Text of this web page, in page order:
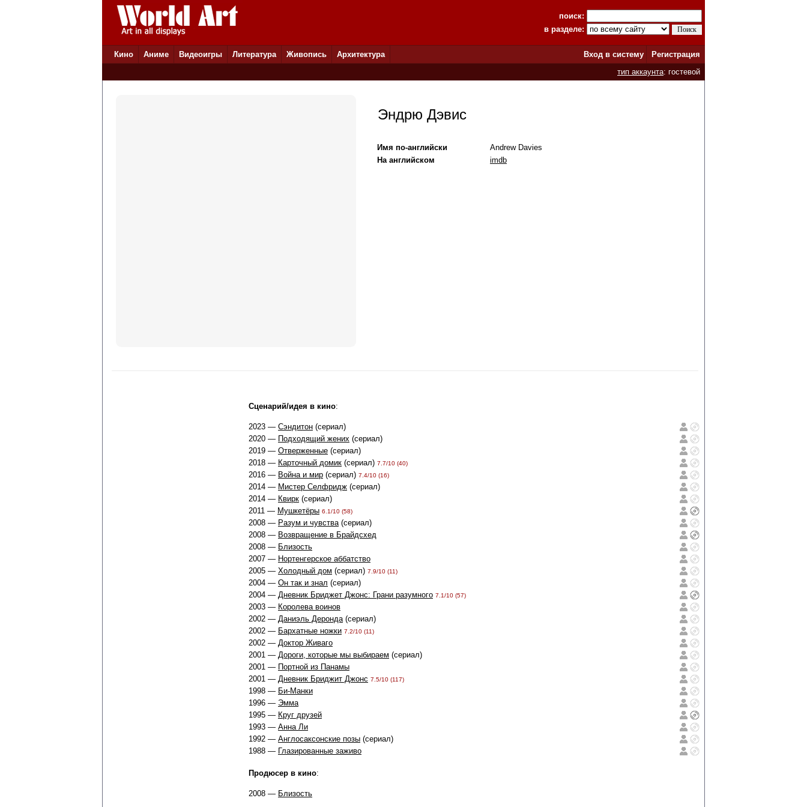
поиск:
в разделе:
Кино Аниме Видеоигры Литература Живопись Архитектура Вход в систему
Регистрация
тип аккаунта: гостевой
Эндрю Дэвис
Имя по-английски
Andrew Davies
На английском
imdb
Сценарий/идея в кино:
2023 — Сэндитон (сериал)
2020 — Подходящий жених (сериал)
2019 — Отверженные (сериал)
2018 — Карточный домик (сериал) 7.7/10 (40)
2016 — Война и мир (сериал) 7.4/10 (16)
2014 — Мистер Селфридж (сериал)
2014 — Квирк (сериал)
2011 — Мушкетёры 6.1/10 (58)
2008 — Разум и чувства(сериал)
2008 — Возвращение в Брайдсхед
2008 — Близость
2007 — Нортенгерское аббатство
2005 — Холодный дом (сериал) 7.9/10 (11)
2004 — Он так и знал (сериал)
2004 — Дневник Бриджет Джонс: Грани разумного 7.1/10 (57)
2003 — Королева воинов
2002 — Даниэль Деронда(сериал)
2002 — Бархатные ножки 7.2/10 (11)
2002 — Доктор Живаго
2001 — Дороги, которые мы выбираем (сериал)
2001 — Портной из Панамы
2001 — Дневник Бриджит Джонс 7.5/10 (117)
1998 — Би-Манки
1996 — Эмма
1995 — Круг друзей
1993 — Анна Ли
1992 — Англосаксонские позы (сериал)
1988 — Глазированные заживо
Продюсер в кино:
2008 — Близость